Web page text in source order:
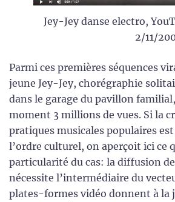
Jey-Jey danse electro,
2/11/
Parmi ces premières séquences
jeune Jey-Jey, chorégraphie
dans le garage du pavillon
moment 3 millions de vues. Si la
pratiques musicales populaires
l’ordre culturel, on aperçoit ici ce
particularité du cas: la diffusion
nécessite l’intermédiaire du
plates-formes vidéo donnent à la